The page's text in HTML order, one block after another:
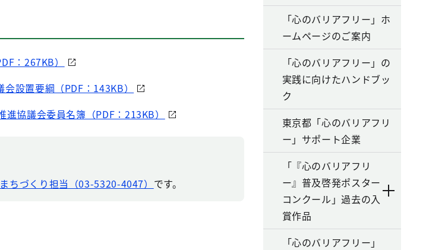
：267KB）
設置要綱（PDF：143KB）
協議会委員名簿（PDF：213KB）
ちづくり担当（03-5320-4047） です。
「心のバリアフリー」ホ
ームページのご案内
「心のバリアフリー」の
実践に向けたハンドブッ
ク
東京都「心のバリアフリ
ー」サポート企業
「『心のバリアフリ
ー』普及啓発ポスター
コンクール」過去の入
賞作品
「心のバリアフリー」